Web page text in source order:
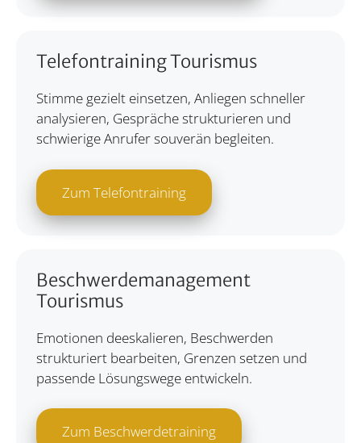
Telefontraining Tourismus
Stimme gezielt einsetzen, Anliegen schneller
analysieren, Gespräche strukturieren und
schwierige Anrufer souverän begleiten.
Zum Telefontraining
Beschwerdemanagement
Tourismus
Emotionen deeskalieren, Beschwerden
strukturiert bearbeiten, Grenzen setzen und
passende Lösungswege entwickeln.
Zum Beschwerdetraining